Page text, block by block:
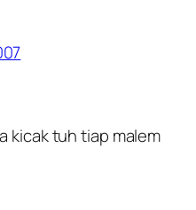
kicak tuh tiap malem